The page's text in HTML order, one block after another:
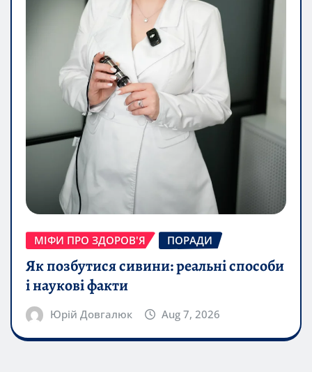
МІФИ ПРО ЗДОРОВ'Я ПОРАДИ
Як позбутися сивини: реальні способи
і наукові факти
Юрій Довгалюк Aug 7, 2026